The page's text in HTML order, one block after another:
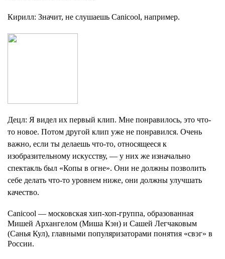
Кирилл: Значит, не слушаешь Canicool, например.
Децл: Я видел их первый клип. Мне понравилось, это что-
то новое. Потом другой клип уже не понравился. Очень
важно, если ты делаешь что-то, относящееся к
изобразительному искусству, — у них же изначально
спектакль был «Копы в огне». Они не должны позволить
себе делать что-то уровнем ниже, они должны улучшать
качество.
Canicool — московская хип-хоп-группа, образованная
Мишей Архангелом (Миша Кэн) и Сашей Легчаковым
(Санья Кул), главными популяризаторами понятия «свэг» в
России.